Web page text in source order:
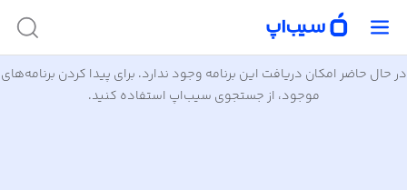
در حال حاضر امکان دریافت این برنامه وجود ندارد. برای پیدا کردن برنامه‌های
موجود، از جستجوی سیب‌اپ استفاده کنید.